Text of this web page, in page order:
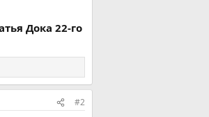
Дока 22-го
#2